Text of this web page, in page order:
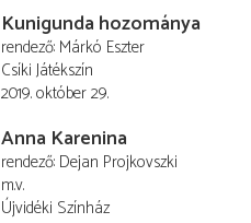
Kunigunda hozománya
rendező Márkó Eszter
Csíki Játékszín
2019. október 29.
Anna Karenina
rendező Dejan Projkovszki
m.v.
Újvidéki Színház